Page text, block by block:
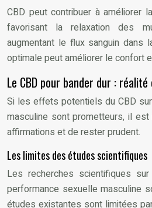
CBD peut contribuer à améliorer
favorisant la relaxation des
augmentant le flux sanguin dans
optimale peut améliorer le confort
Le CBD pour bander dur :
Si les effets potentiels du CBD
masculine sont prometteurs, il
affirmations et de rester prudent.
Les limites des études scientifiques
Les recherches scientifiques
performance sexuelle masculine
études existantes sont limitées